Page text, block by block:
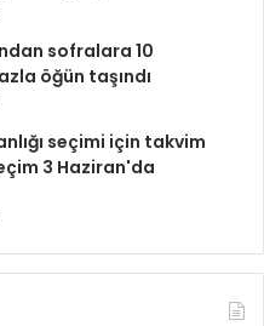
sofralara 10
öğün taşındı
seçimi için takvim
3 Haziran'da